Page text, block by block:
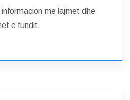
informacion me lajmet dhe
e fundit.